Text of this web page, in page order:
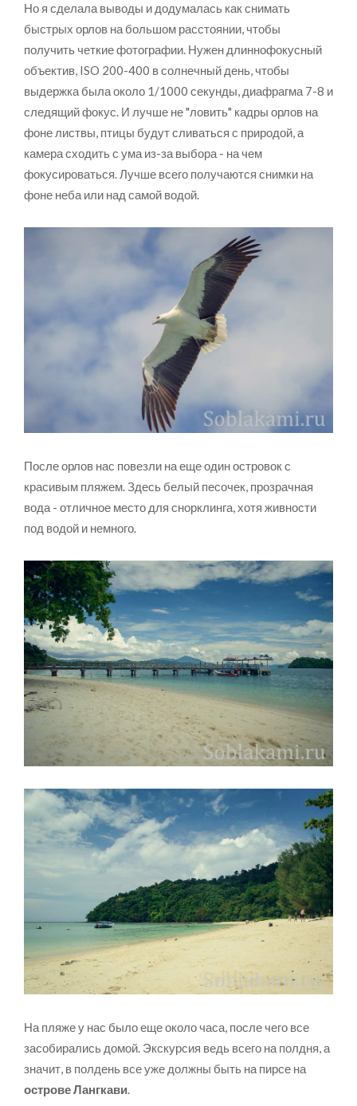
Но я сделала выводы и додумалась как снимать
быстрых орлов на большом расстоянии, чтобы
получить четкие фотографии. Нужен длиннофокусный
объектив, ISO 200-400 в солнечный день, чтобы
выдержка была около 1/1000 секунды, диафрагма 7-8 и
следящий фокус. И лучше не "ловить" кадры орлов на
фоне листвы, птицы будут сливаться с природой, а
камера сходить с ума из-за выбора - на чем
фокусироваться. Лучше всего получаются снимки на
фоне неба или над самой водой.
После орлов нас повезли на еще один островок с
красивым пляжем. Здесь белый песочек, прозрачная
вода - отличное место для снорклинга, хотя живности
под водой и немного.
На пляже у нас было еще около часа, после чего все
засобирались домой. Экскурсия ведь всего на полдня, а
значит, в полдень все уже должны быть на пирсе на
острове Лангкави.